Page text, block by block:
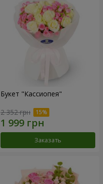
Букет "Кассиопея"
2 352 грн
Заказать